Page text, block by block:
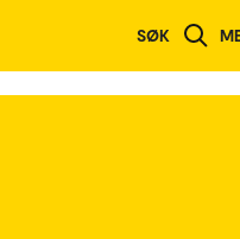
SØK